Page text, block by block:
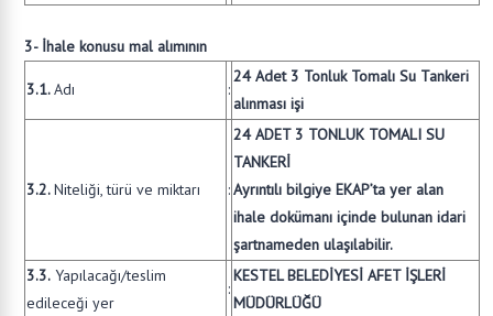
3- İhale konusu mal alımının
3.1.Adı :
24 Adet 3 Tonluk Tomalı Su Tankeri
alınması işi
3.2.Niteliği, türü ve miktarı :
24 ADET 3 TONLUK TOMALI SU
TANKERİ
Ayrıntılı bilgiye EKAP’ta yer alan
ihale dokümanı içinde bulunan idari
şartnameden ulaşılabilir.
3.3. Yapılacağı/teslim
edileceği yer
:
KESTEL BELEDİYESİ AFET İŞLERİ
MÜDÜRLÜĞÜ